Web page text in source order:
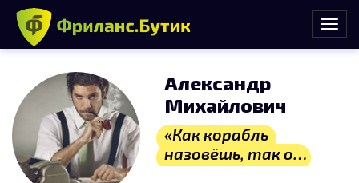
Александр
Михайлович
«Как корабль
назовёшь, так он
и поплывёт»